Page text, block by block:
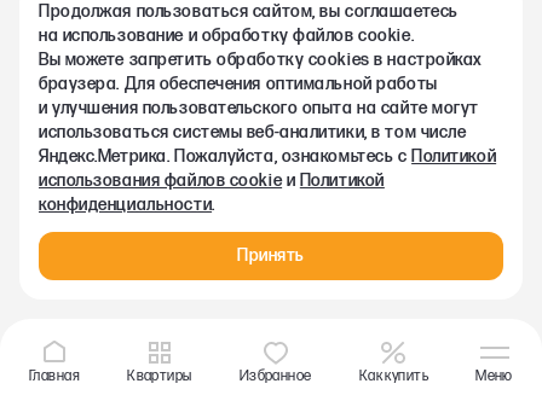
2002-2026. Группа компаний Каркас Монолит
Политика конфиденциальности
Правовая информация
Согласие на обработку персональных данных
Согласие на получение рекламно-информационных материалов
Любая информация, представленная на данном сайте, носит
исключительно информационный характер и ни при каких
условиях не является публичной офертой, определяемой
Главная Квартиры Избранное Как купить Меню
Продолжая пользоваться сайтом, вы соглашаетесь
на использование и обработку файлов cookie.
Вы можете запретить обработку сookies в настройках
браузера. Для обеспечения оптимальной работы
и улучшения пользовательского опыта на сайте могут
использоваться системы веб-аналитики, в том числе
Яндекс.Метрика. Пожалуйста, ознакомьтесь с Политикой
использования файлов cookieи Политикой
конфиденциальности.
Принять